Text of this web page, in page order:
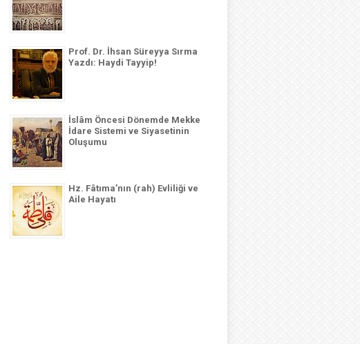
Prof. Dr. İhsan Süreyya Sırma
Yazdı: Haydi Tayyip!
İslâm Öncesi Dönemde Mekke
İdare Sistemi ve Siyasetinin
Oluşumu
Hz. Fâtıma’nın (rah) Evliliği ve
Aile Hayatı